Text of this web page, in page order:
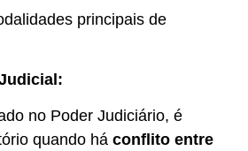
principais de
no Poder Judiciário, é
quando há conflito entre